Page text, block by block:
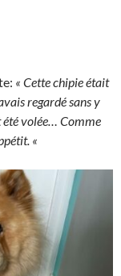
« Cette chipie était
regardé sans y
été volée… Comme
«